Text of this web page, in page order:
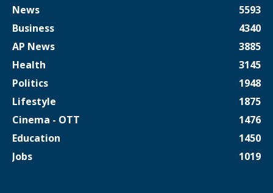
News
5593
Business
4340
AP News
3885
Health
3145
Politics
1948
Lifestyle
1875
Cinema - OTT
1476
Education
1450
Jobs
1019